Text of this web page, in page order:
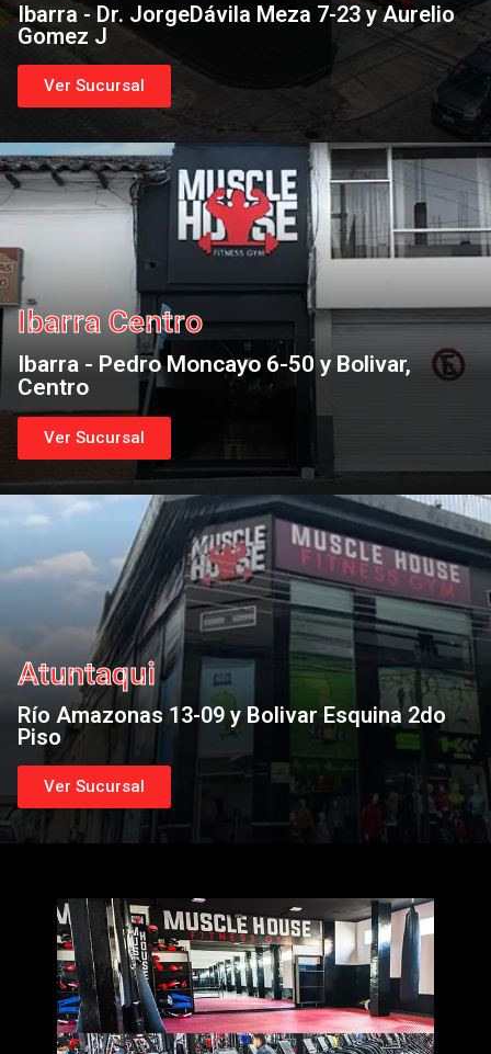
Ibarra - Dr. JorgeDávila Meza 7-23 y Aurelio
Gomez J
Ver Sucursal
Ibarra Centro
Ibarra - Pedro Moncayo 6-50 y Bolivar,
Centro
Ver Sucursal
Atuntaqui
Río Amazonas 13-09 y Bolivar Esquina 2do
Piso
Ver Sucursal